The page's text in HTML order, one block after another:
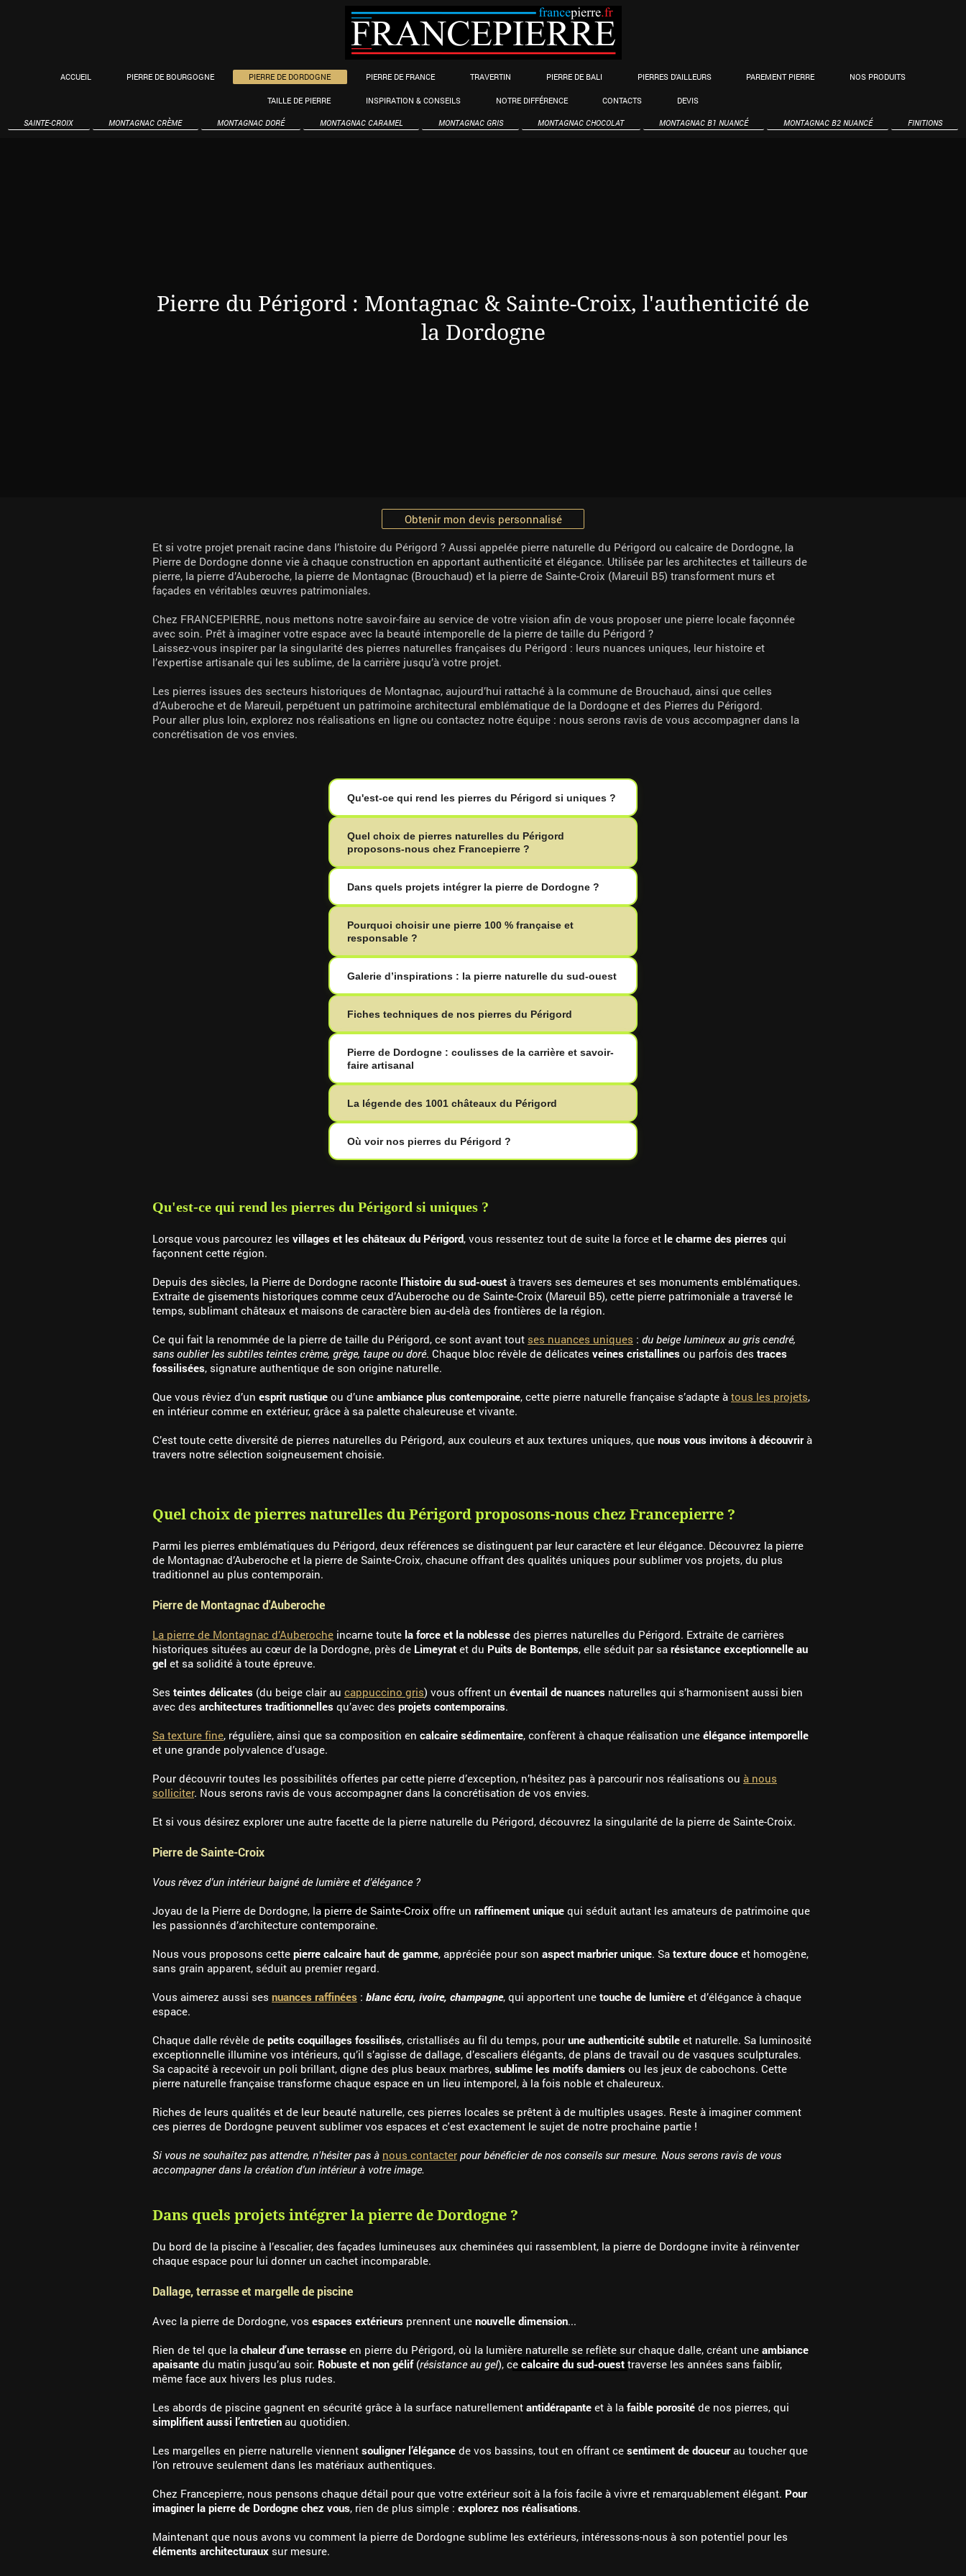
ACCUEIL PIERRE DE BOURGOGNE PIERRE DE DORDOGNE PIERRE DE FRANCE TRAVERTIN PIERRE DE BALI PIERRES D'AILLEURS PAREMENT PIERRE NOS PRODUITS
TAILLE DE PIERRE INSPIRATION & CONSEILS NOTRE DIFFÉRENCE CONTACTS DEVIS
SAINTE-CROIX MONTAGNAC CRÈME MONTAGNAC DORÉ MONTAGNAC CARAMEL MONTAGNAC GRIS MONTAGNAC CHOCOLAT MONTAGNAC B1 NUANCÉ MONTAGNAC B2 NUANCÉ FINITIONS
Pierre du Périgord : Montagnac & Sainte-Croix, l'authenticité de
la Dordogne
Obtenir mon devis personnalisé
Et si votre projet prenait racine dans l’histoire du Périgord ? Aussi appelée pierre naturelle du Périgord ou calcaire de Dordogne, la
Pierre de Dordogne donne vie à chaque construction en apportant authenticité et élégance. Utilisée par les architectes et tailleurs de
pierre, la pierre d’Auberoche, la pierre de Montagnac (Brouchaud) et la pierre de Sainte-Croix (Mareuil B5) transforment murs et
façades en véritables œuvres patrimoniales.
Chez FRANCEPIERRE, nous mettons notre savoir-faire au service de votre vision afin de vous proposer une pierre locale façonnée
avec soin. Prêt à imaginer votre espace avec la beauté intemporelle de la pierre de taille du Périgord ?
Laissez-vous inspirer par la singularité des pierres naturelles françaises du Périgord : leurs nuances uniques, leur histoire et
l’expertise artisanale qui les sublime, de la carrière jusqu’à votre projet.
Les pierres issues des secteurs historiques de Montagnac, aujourd’hui rattaché à la commune de Brouchaud, ainsi que celles
d’Auberoche et de Mareuil, perpétuent un patrimoine architectural emblématique de la Dordogne et des Pierres du Périgord.
Pour aller plus loin, explorez nos réalisations en ligne ou contactez notre équipe : nous serons ravis de vous accompagner dans la
concrétisation de vos envies.
Qu'est-ce qui rend les pierres du Périgord si uniques ?
Quel choix de pierres naturelles du Périgord
proposons-nous chez Francepierre ?
Dans quels projets intégrer la pierre de Dordogne ?
Pourquoi choisir une pierre 100 % française et
responsable ?
Galerie d’inspirations : la pierre naturelle du sud-ouest
Fiches techniques de nos pierres du Périgord
Pierre de Dordogne : coulisses de la carrière et savoir-
faire artisanal
La légende des 1001 châteaux du Périgord
Où voir nos pierres du Périgord ?
Qu'est-ce qui rend les pierres du Périgord si uniques ?
Lorsque vous parcourez les villages et les châteaux du Périgord, vous ressentez tout de suite la force et le charme des pierres qui
façonnent cette région.
Depuis des siècles, la Pierre de Dordogne raconte l’histoire du sud-ouest à travers ses demeures et ses monuments emblématiques.
Extraite de gisements historiques comme ceux d’Auberoche ou de Sainte-Croix (Mareuil B5), cette pierre patrimoniale a traversé le
temps, sublimant châteaux et maisons de caractère bien au-delà des frontières de la région.
Ce qui fait la renommée de la pierre de taille du Périgord, ce sont avant tout ses nuances uniques : du beige lumineux au gris cendré,
sans oublier les subtiles teintes crème, grège, taupe ou doré. Chaque bloc révèle de délicates veines cristallines ou parfois des traces
fossilisées, signature authentique de son origine naturelle.
Que vous rêviez d’un esprit rustique ou d’une ambiance plus contemporaine, cette pierre naturelle française s’adapte à tous les projets,
en intérieur comme en extérieur, grâce à sa palette chaleureuse et vivante.
C’est toute cette diversité de pierres naturelles du Périgord, aux couleurs et aux textures uniques, que nous vous invitons à découvrirà
travers notre sélection soigneusement choisie.
Quel choix de pierres naturelles du Périgord proposons-nous chez Francepierre ?
Parmi les pierres emblématiques du Périgord, deux références se distinguent par leur caractère et leur élégance. Découvrez la pierre
de Montagnac d’Auberoche et la pierre de Sainte-Croix, chacune offrant des qualités uniques pour sublimer vos projets, du plus
traditionnel au plus contemporain.
Pierre de Montagnac d'Auberoche
La pierre de Montagnac d’Auberoche incarne toute la force et la noblesse des pierres naturelles du Périgord. Extraite de carrières
historiques situées au cœur de la Dordogne, près de Limeyrat et du Puits de Bontemps, elle séduit par sa résistance exceptionnelle au
gel et sa solidité à toute épreuve.
Ses teintes délicates (du beige clair au cappuccino gris) vous offrent un éventail de nuances naturelles qui s’harmonisent aussi bien
avec des architectures traditionnelles qu’avec des projets contemporains.
Sa texture fine, régulière, ainsi que sa composition en calcaire sédimentaire, confèrent à chaque réalisation une élégance intemporelle
et une grande polyvalence d’usage.
Pour découvrir toutes les possibilités offertes par cette pierre d’exception, n’hésitez pas à parcourir nos réalisations ou à nous
solliciter. Nous serons ravis de vous accompagner dans la concrétisation de vos envies.
Et si vous désirez explorer une autre facette de la pierre naturelle du Périgord, découvrez la singularité de la pierre de Sainte-Croix.
Pierre de Sainte-Croix
Vous rêvez d’un intérieur baigné de lumière et d’élégance ?
Joyau de la Pierre de Dordogne, la pierre de Sainte-Croix offre un raffinement unique qui séduit autant les amateurs de patrimoine que
les passionnés d’architecture contemporaine.
Nous vous proposons cette pierre calcaire haut de gamme, appréciée pour son aspect marbrier unique. Sa texture douce et homogène,
sans grain apparent, séduit au premier regard.
Vous aimerez aussi ses nuances raffinées : blanc écru, ivoire, champagne, qui apportent une touche de lumière et d’élégance à chaque
espace.
Chaque dalle révèle de petits coquillages fossilisés, cristallisés au fil du temps, pour une authenticité subtile et naturelle. Sa luminosité
exceptionnelle illumine vos intérieurs, qu’il s’agisse de dallage, d’escaliers élégants, de plans de travail ou de vasques sculpturales.
Sa capacité à recevoir un poli brillant, digne des plus beaux marbres, sublime les motifs damiers ou les jeux de cabochons. Cette
pierre naturelle française transforme chaque espace en un lieu intemporel, à la fois noble et chaleureux.
Riches de leurs qualités et de leur beauté naturelle, ces pierres locales se prêtent à de multiples usages. Reste à imaginer comment
ces pierres de Dordogne peuvent sublimer vos espaces et c'est exactement le sujet de notre prochaine partie !
Si vous ne souhaitez pas attendre, n'hésiter pas à nous contacter pour bénéficier de nos conseils sur mesure. Nous serons ravis de vous
accompagner dans la création d’un intérieur à votre image.
Dans quels projets intégrer la pierre de Dordogne ?
Du bord de la piscine à l’escalier, des façades lumineuses aux cheminées qui rassemblent, la pierre de Dordogne invite à réinventer
chaque espace pour lui donner un cachet incomparable.
Dallage, terrasse et margelle de piscine
Avec la pierre de Dordogne, vos espaces extérieurs prennent une nouvelle dimension...
Rien de tel que la chaleur d’une terrasse en pierre du Périgord, où la lumière naturelle se reflète sur chaque dalle, créant une ambiance
apaisante du matin jusqu’au soir. Robuste et non gélif(résistance au gel), ce calcaire du sud-ouest traverse les années sans faiblir,
même face aux hivers les plus rudes.
Les abords de piscine gagnent en sécurité grâce à la surface naturellement antidérapante et à la faible porosité de nos pierres, qui
simplifient aussi l’entretien au quotidien.
Les margelles en pierre naturelle viennent souligner l’élégance de vos bassins, tout en offrant ce sentiment de douceurau toucher que
l’on retrouve seulement dans les matériaux authentiques.
Chez Francepierre, nous pensons chaque détail pour que votre extérieur soit à la fois facile à vivre et remarquablement élégant. Pour
imaginer la pierre de Dordogne chez vous, rien de plus simple : explorez nos réalisations.
Maintenant que nous avons vu comment la pierre de Dordogne sublime les extérieurs, intéressons-nous à son potentiel pour les
éléments architecturaux sur mesure.